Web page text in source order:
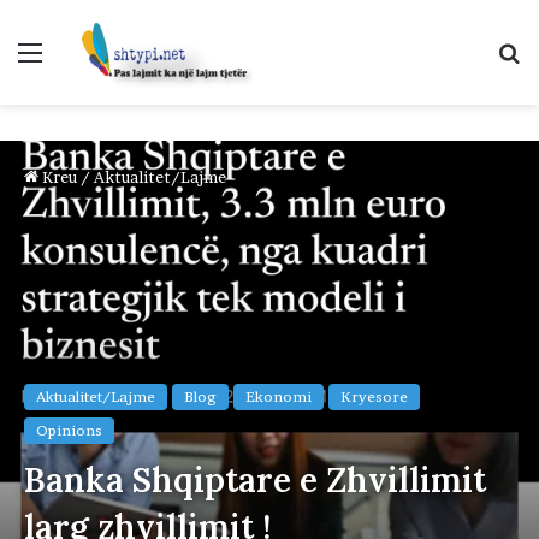
Menu
Kreu / Aktualitet/Lajme
Aktualitet/Lajme Blog Ekonomi
Kryesore
Opinions
Banka Shqiptare e Zhvillimit
larg zhvillimit !